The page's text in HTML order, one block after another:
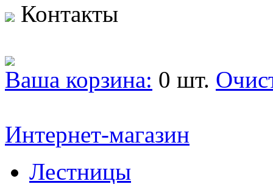
Контакты
Ваша корзина: 0 шт.
Интернет-магазин
Лестницы